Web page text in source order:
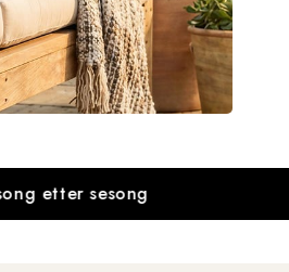
sesong